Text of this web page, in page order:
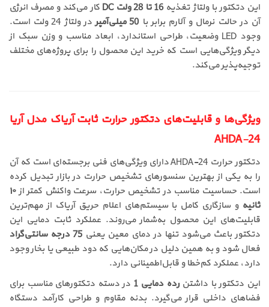
این دتکتور با ولتاژ تغذیه16 تا 28 ولت DC
کار می‌کند و مصرف انرژی
آن در حالت نرمال و آلارم برابر با50 میلی‌آمپر
در ولتاژ 24 ولت است.
وجود LED وضعیت، طراحی استاندارد، ابعاد مناسب و وزن سبک از
دیگر ویژگی‌هایی است که خرید این محصول را برای پروژه‌های مختلف
توجیه‌پذیر می‌کند.
ویژگی‌ها و قابلیت‌های دتکتور حرارت ثابت آریاک مدل آریا
AHDA-24
دتکتور حرارت AHDA-24 دارای ویژگی‌های فنی برجسته‌ای است که آن
را به یکی از بهترین سنسورهای تشخیص حرارت در بازار تبدیل کرده
است. حساسیت مناسب در تشخیص حرارت، سرعت واکنش کمتر از۱۰
ثانیه و سازگاری کامل با سیستم‌های اعلام حریق آریاک از مهم‌ترین
قابلیت‌های این محصول به‌شمار می‌روند. عملکرد ثابت دمایی این
دتکتور باعث می‌شود تنها در دمای معین یعنی 75 درجه سانتی‌گراد
فعال شود و به همین دلیل در مکان‌هایی که دود طبیعی یا بخار وجود
دارد، عملکرد کم‌خطا و قابل‌اطمینانی دارد.
این دتکتور با داشتنرده دمایی 1 در دسته دتکتورهای مناسب برای
فضاهای داخلی قرار می‌گیرد. بدنه مقاوم و طراحی کارآمد دستگاه